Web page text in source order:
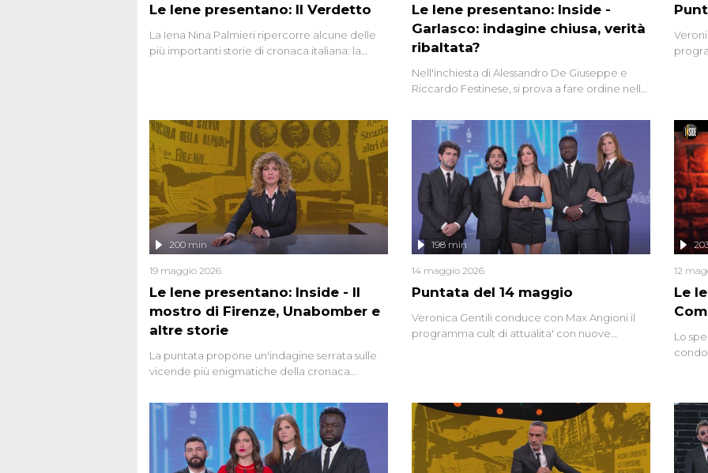
Le Iene presentano: Il Verdetto
La Iena Nina Palmieri ripercorre alcune delle
più importanti storie di cronaca italiana: la
Le Iene presentano: Inside -
Garlasco: indagine chiusa, verità
ribaltata?
Nell'inchiesta di Alessandro De Giuseppe e
Riccardo Festinese, si prova a fare ordine nella
continuano a emergere attorno a una delle
vicende giudiziarie più discusse degli ultimi
anni. Lo speciale ricostruisce la vicenda
mettendo in fila testimonianze, errori, dettagli
controversi e i protagonisti di un'indagine che
sembra non avere fine.
Le Iene presentano: Inside - Il
mostro di Firenze, Unabomber e
altre storie
200 min
19 maggio 2026
La puntata propone un'indagine serrata sulle
vicende più enigmatiche della cronaca
seriale responsabile di decine di attentati tra
gli anni '90 e il 2000 che, inquietantemente,
potrebbe essere ancora in libertà. Lo speciale
affronta inoltre le zone d'ombra sul Mostro di
Firenze, le cui responsabilità appaiono ancora
Puntata del 14 maggio
198 min
14 maggio 2026
Veronica Gentili conduce con Max Angioni il
programma cult di attualita' con nuove
Le
12
Lo
e